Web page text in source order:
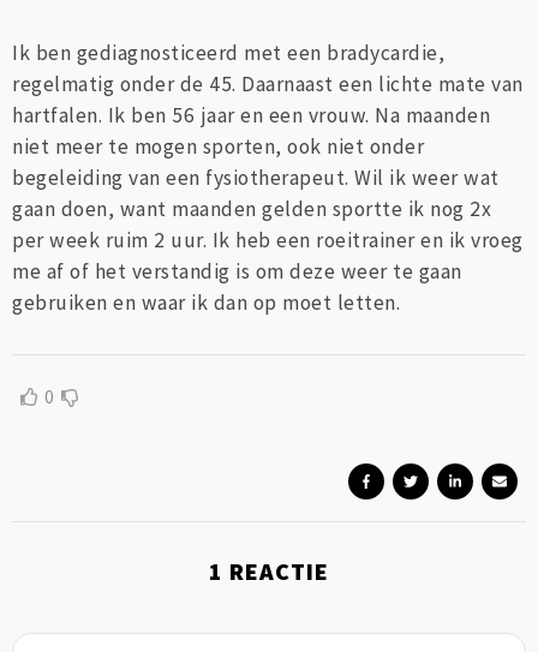
Ik ben gediagnosticeerd met een bradycardie,
regelmatig onder de 45. Daarnaast een lichte mate van
hartfalen. Ik ben 56 jaar en een vrouw. Na maanden
niet meer te mogen sporten, ook niet onder
begeleiding van een fysiotherapeut. Wil ik weer wat
gaan doen, want maanden gelden sportte ik nog 2x
per week ruim 2 uur. Ik heb een roeitrainer en ik vroeg
me af of het verstandig is om deze weer te gaan
gebruiken en waar ik dan op moet letten.
0
1 REACTIE